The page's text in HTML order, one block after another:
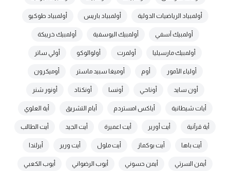
أولمبياد الرياضيات الدولية أولمبياد باريس أولمبياد طوكيو
أولمبيك آسفي أولمبيك اليوسفية أولمبيك خريبكة
أولمبيك مارسيليا أولمرت أولوالوكو أولي ساتر
أولياء الأمور أوم أوميغا سبيد ماستر أوميكرون
أون سايد أوناحي أونسا أونكتاد أونور شنر
أيات شيطانية أياكس امستردم أيام التشريق أية العلوي
أية قرآنية أيت أورير أيت اعميرة أيت الجيد أيت الطالب
أيت باها أيت بوكماز أيت ملول أيت ورير أيرلندا
أيمن السرتي أيمن حسوني أيوب الرضواني أيوب الكعبي